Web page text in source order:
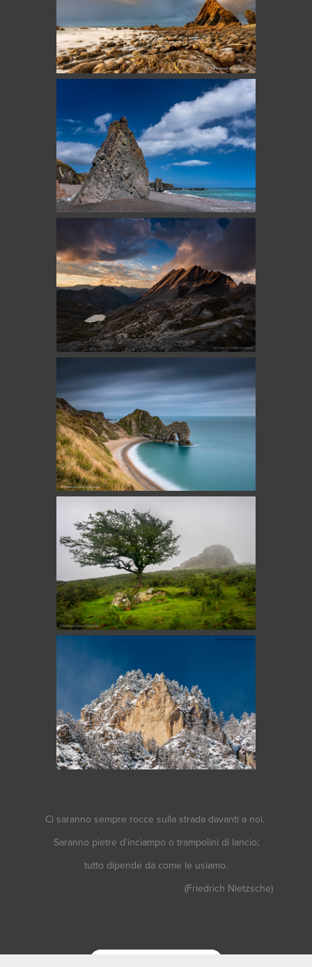
Ci saranno sempre rocce sulla strada davanti a noi.
Saranno pietre d'inciampo o trampolini di lancio;
tutto dipende da come le usiamo.
(Friedrich Nietzsche)